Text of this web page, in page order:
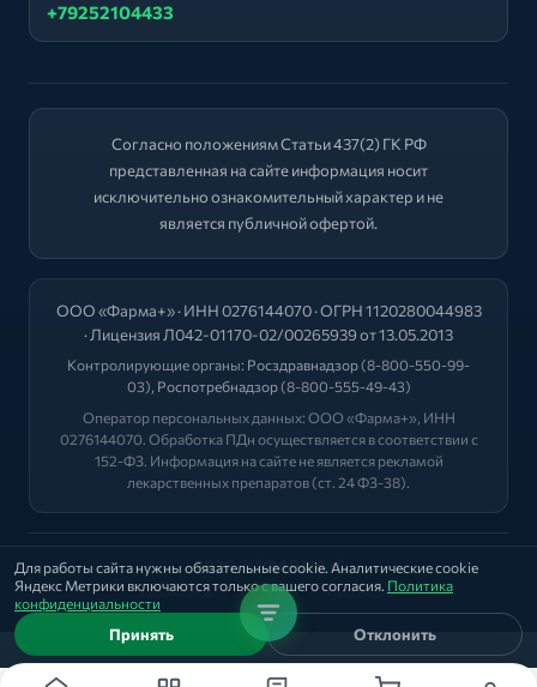
Для работы сайта нужны обязательные cookie. Аналитические cookie
Яндекс Метрики включаются только с вашего согласия. Политика
конфиденциальности
Принять Отклонить
+79252104433
Согласно положениям Статьи 437(2) ГК РФ
представленная на сайте информация носит
исключительно ознакомительный характер и не
является публичной офертой.
ООО «Фарма+» · ИНН 0276144070 · ОГРН 1120280044983
· Лицензия Л042-01170-02/00265939 от 13.05.2013
Контролирующие органы: Росздравнадзор(8-800-550-99-
03), Роспотребнадзор(8-800-555-49-43)
Оператор персональных данных: ООО «Фарма+», ИНН
0276144070. Обработка ПДн осуществляется в соответствии с
152-ФЗ. Информация на сайте не является рекламой
лекарственных препаратов (ст. 24 ФЗ-38).
2026 © "ФАРМА+"
Политика | Оферта | Лицензии